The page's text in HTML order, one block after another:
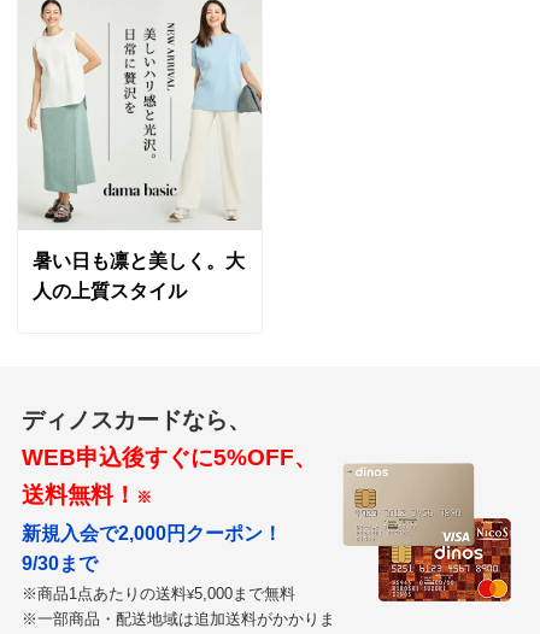
暑い日も凛と美しく。大
人の上質スタイル
ディノスカードなら、
WEB申込後すぐに5%OFF、
送料無料！ ※
新規入会で2,000円クーポン！
9/30まで
※商品1点あたりの送料¥5,000まで無料
※一部商品・配送地域は追加送料がかかりま